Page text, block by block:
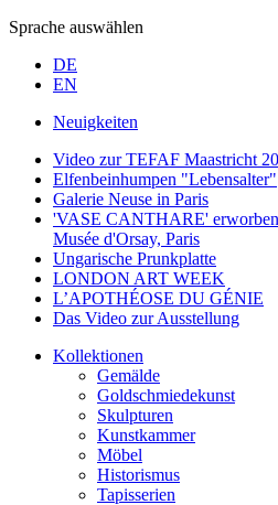
Sprache auswählen
DE
EN
Neuigkeiten
Video zur TEFAF Maastricht
Elfenbeinhumpen "Lebensalter"
Galerie Neuse in Paris
'VASE CANTHARE'
Musée d'Orsay, Paris
Ungarische Prunkplatte
LONDON ART WEEK
L’APOTHÉOSE DU GÉNIE
Das Video zur Ausstellung
Kollektionen
Gemälde
Goldschmiedekunst
Skulpturen
Kunstkammer
Möbel
Historismus
Tapisserien